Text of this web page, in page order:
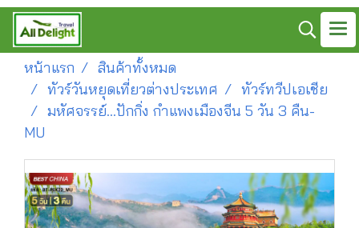
หน้าแรก
สินค้าทั้งหมด
ทัวร์วันหยุดเที่ยวต่างประเทศ
ทัวร์ทวีปเอเชีย
มหัศจรรย์...ปักกิ่ง กำแพงเมืองจีน 5 วัน 3 คืน-
MU